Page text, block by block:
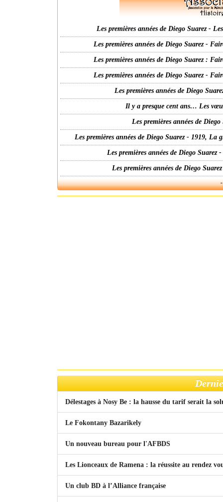
Les premières années de Diego Suarez -
Les premières années de Diego Suarez -
Les premières années de Diego Suarez :
Les premières années de Diego Suarez -
Les premières années de Diego
Il y a presque cent ans… Les
Les premières années de
Les premières années de Diego Suarez - 1919,
Les premières années de Diego
Les premières années de Diego
Délestages à Nosy Be : la hausse du tarif serait la
Le Fokontany Bazarikely
Un nouveau bureau pour l'AFBDS
Les Lionceaux de Ramena : la réussite au rendez
Un club BD à l’Alliance française